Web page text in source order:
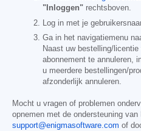
"Inloggen" rechtsboven.
Log in met je
Ga in het navigatiemenu
Naast uw bestelling/
abonnement te annuleren,
u meerdere bestellingen/
afzonderlijk annuleren.
Mocht u vragen of problemen
opnemen met de ondersteuning
support@enigmasoftware.com of